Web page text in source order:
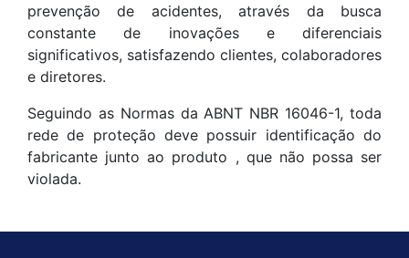
prevenção de acidentes, através da busca
constante de inovações e diferenciais
significativos, satisfazendo clientes, colaboradores
e diretores.
Seguindo as Normas da ABNT NBR 16046-1, toda
rede de proteção deve possuir identificação do
fabricante junto ao produto , que não possa ser
violada.